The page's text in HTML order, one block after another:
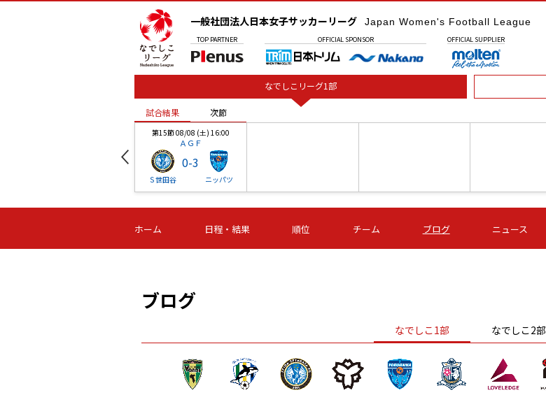
一般社団法人日本女子サッカーリーグ Japan Women's Football League
TOP PARTNER OFFICIAL SPONSOR OFFICIAL SUPPLIER
なでしこリーグ1部
試合結果 次節
第15節 08/08 (土) 16:00
ＡＧＦ
Ｓ世田谷
0-3
ニッパツ
-
第16節 09/05 (土) 15:00
ニッパツ
-
第16節 09/05 (土) 15:00
石人の星
-
第16節 09/05 (土) 16:00
ＡＧＦ
-
いちご
-
試合結果 次節
ホーム 日程・結果 順位 チーム ブログ ニュース
ブログ
なでしこ1部 なでしこ2部